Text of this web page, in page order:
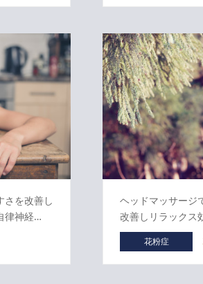
さを改善し
律神経…
ヘッドマッサージ
改善しリラックス
花粉症